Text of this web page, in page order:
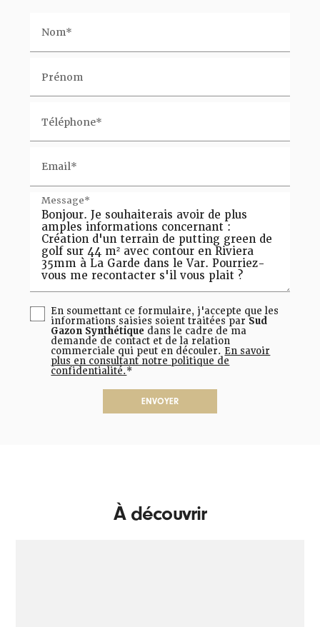
Nom*
Prénom
Téléphone*
Email*
Message*
En soumettant ce formulaire, j'accepte que les
informations saisies soient traitées par Sud
Gazon Synthétique dans le cadre de ma
demande de contact et de la relation
commerciale qui peut en découler. En savoir
plus en consultant notre politique de
confidentialité.*
À découvrir